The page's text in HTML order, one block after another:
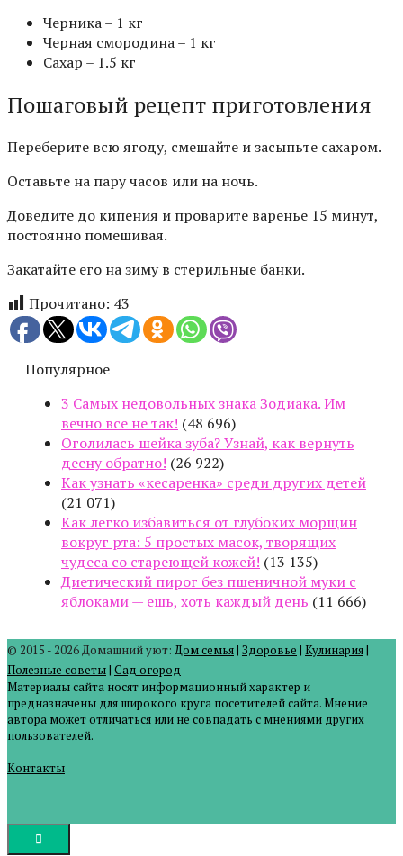
Черника – 1 кг
Черная смородина – 1 кг
Сахар – 1.5 кг
Пошаговый рецепт приготовления
Переберите всю ягоду, смешайте и засыпьте сахаром.
Оставьте на пару часов или на ночь.
Доведите до кипения и проварите варенье 15 минут,
постоянно помешивая.
Закатайте его на зиму в стерильные банки.
Прочитано: 43
Популярное
3 Самых недовольных знака Зодиака. Им
вечно все не так! (48 696)
Оголилась шейка зуба? Узнай, как вернуть
десну обратно! (26 922)
Как узнать «кесаренка» среди других детей
(21 071)
Как легко избавиться от глубоких морщин
вокруг рта: 5 простых масок, творящих
чудеса со стареющей кожей! (13 135)
Диетический пирог без пшеничной муки с
яблоками — ешь, хоть каждый день (11 666)
© 2015 - 2026 Домашний уют: Дом семья| Здоровье | Кулинария|
Полезные советы| Сад огород
Материалы сайта носят информационный характер и
предназначены для широкого круга посетителей сайта. Мнение
автора может отличаться или не совпадать с мнениями других
пользователей.
Контакты